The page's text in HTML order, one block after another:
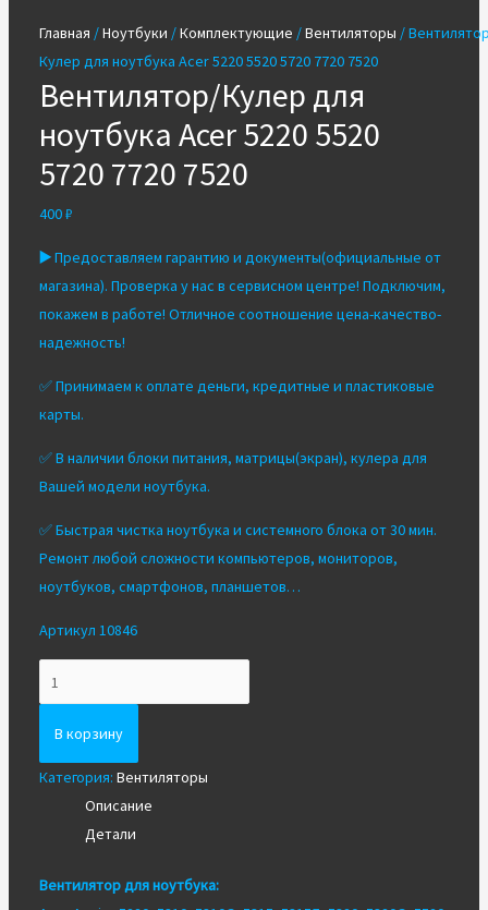
Главная /Ноутбуки /Комплектующие /Вентиляторы /
Кулер для ноутбука Acer 5220 5520 5720 7720 7520
Вентилятор/Кулер для
ноутбука Acer 5220 5520
5720 7720 7520
400₽
▶️Предоставляем гарантию и документы(официальные от
магазина). Проверка у нас в сервисном центре! Подключим,
покажем в работе! Отличное соотношение цена-качество-
надежность!
✅ Принимаем к оплате деньги, кредитные и пластиковые
карты.
✅ В наличии блоки питания, матрицы(экран), кулера для
Вашей модели ноутбука.
✅ Быстрая чистка ноутбука и системного блока от 30 мин.
Ремонт любой сложности компьютеров, мониторов,
ноутбуков, смартфонов, планшетов…
Артикул 10846
Вентилятор/
Кулер
для
ноутбука
В корзину
Категория: Вентиляторы
Описание
Детали
Вентилятор для ноутбука: